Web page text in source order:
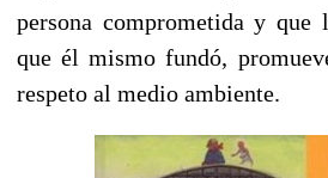
persona comprometida y que
que él mismo fundó,
respeto al medio ambiente.